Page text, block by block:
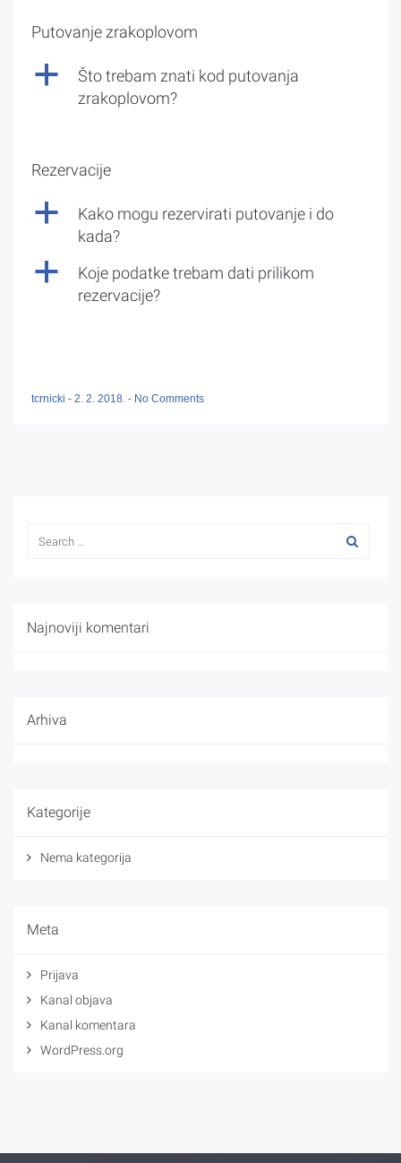
Putovanje zrakoplovom
a
Što trebam znati kod putovanja
zrakoplovom?
Rezervacije
a
Kako mogu rezervirati putovanje i do
kada?
a
Koje podatke trebam dati prilikom
rezervacije?
tcrnicki - 2. 2. 2018. - No Comments
Najnoviji komentari
Arhiva
Kategorije
Nema kategorija
Meta
Prijava
Kanal objava
Kanal komentara
WordPress.org